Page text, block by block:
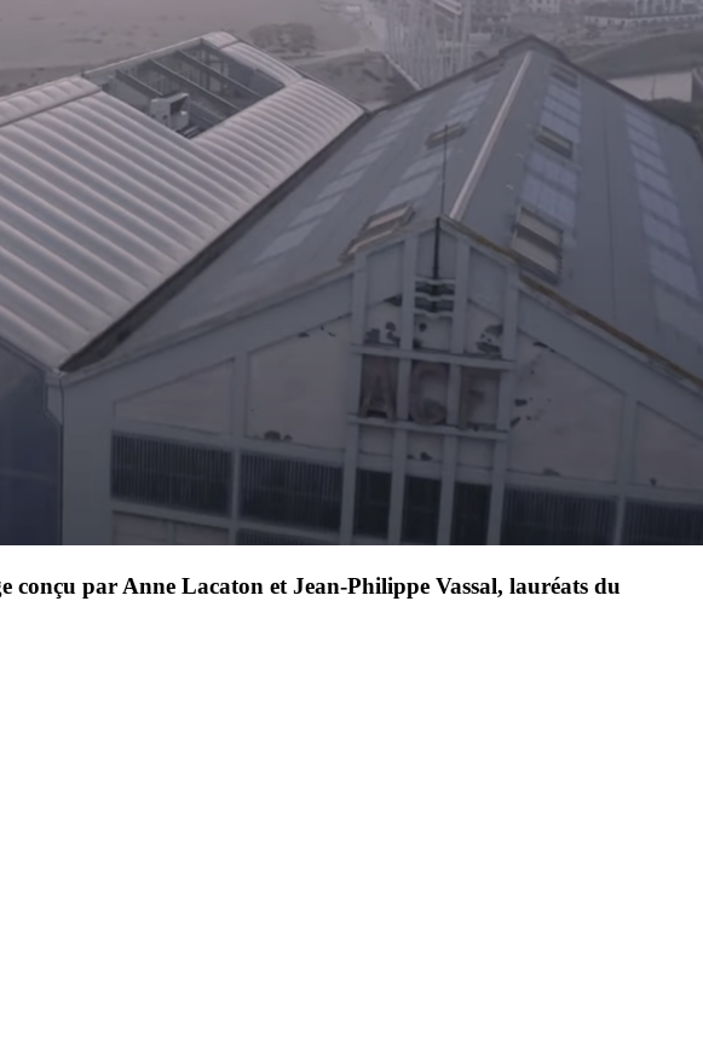
conçu par Anne Lacaton et Jean-Philippe Vassal, lauréats du